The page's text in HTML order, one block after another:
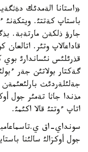
«استانا الةمدئك
باستاپ كةتتئ. ويتكةنئ
جارؤ ذلكةن مارتةبة.
قاداعالاپ وتئر. اتالعان
گةكتار بولاتئن جةر
جةلئلةردئث
مذندا جاثا تةمئر جول
اتاپ ءوتتئ قالا اكئمئ.
سونداي-اق
جول أوكزالئ سالئنا